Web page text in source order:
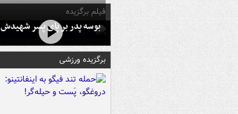
فیلم برگزیده
بوسه‌ پدر بر پای پسر شهیدش
برگزیده ورزشی